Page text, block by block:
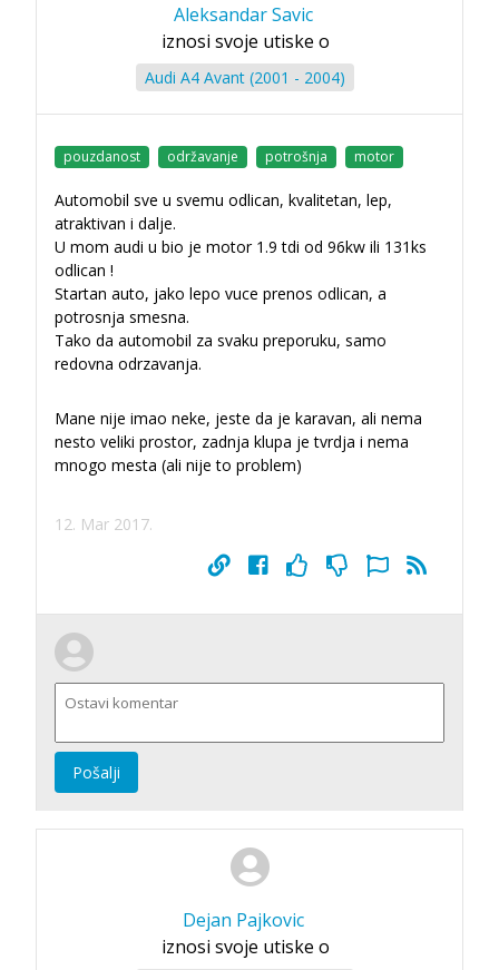
Aleksandar Savic
iznosi svoje utiske o
Audi A4 Avant (2001 - 2004)
pouzdanost održavanje potrošnja motor
Automobil sve u svemu odlican, kvalitetan, lep,
atraktivan i dalje.
U mom audi u bio je motor 1.9 tdi od 96kw ili 131ks
odlican !
Startan auto, jako lepo vuce prenos odlican, a
potrosnja smesna.
Tako da automobil za svaku preporuku, samo
redovna odrzavanja.
Mane nije imao neke, jeste da je karavan, ali nema
nesto veliki prostor, zadnja klupa je tvrdja i nema
mnogo mesta (ali nije to problem)
12. Mar 2017.
Pošalji
Dejan Pajkovic
iznosi svoje utiske o